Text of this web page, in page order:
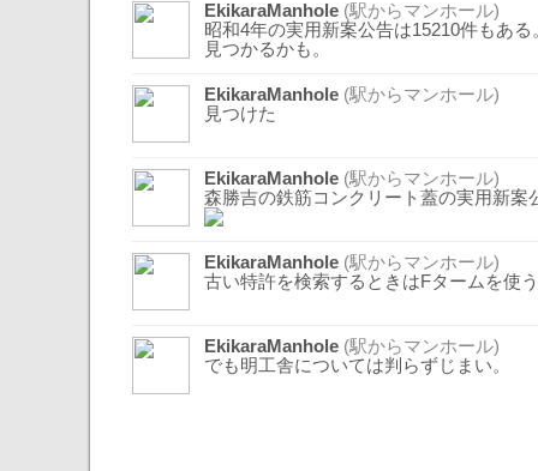
EkikaraManhole (駅からマンホール)
昭和4年の実用新案公告は15210件もあ
見つかるかも。
EkikaraManhole (駅からマンホール)
見つけた
EkikaraManhole (駅からマンホール)
森勝吉の鉄筋コンクリート蓋の実用新案
EkikaraManhole (駅からマンホール)
古い特許を検索するときはFタームを使
EkikaraManhole (駅からマンホール)
でも明工舎については判らずじまい。